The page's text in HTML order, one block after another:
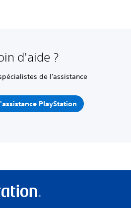
d'aide ?
de l'assistance
PlayStation